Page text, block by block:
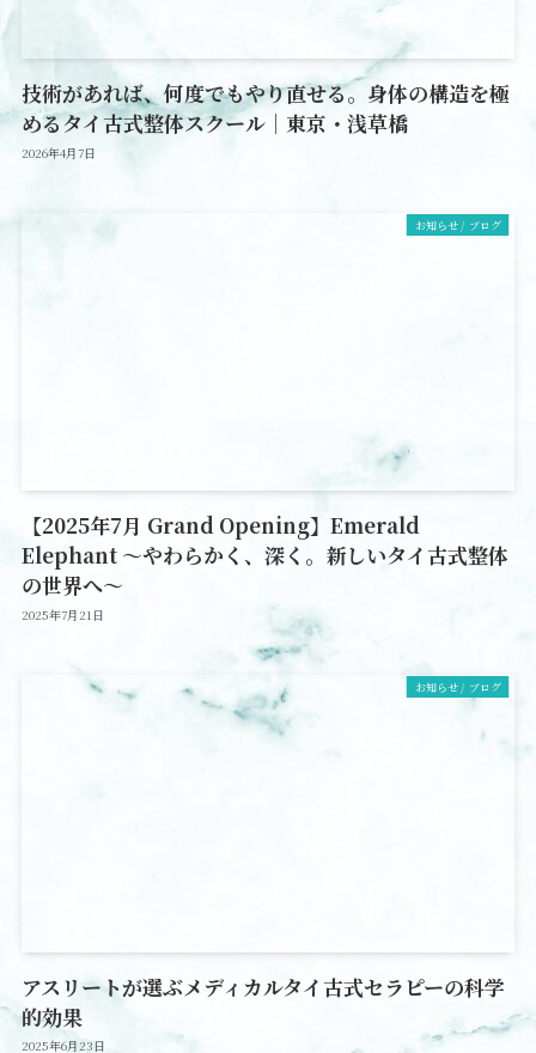
技術があれば、何度でもやり直せる。身体の構造を極
めるタイ古式整体スクール｜東京・浅草橋
2026年4月7日
お知らせ / ブログ
【2025年7月 Grand Opening】Emerald
Elephant ～やわらかく、深く。新しいタイ古式整体
の世界へ～
2025年7月21日
お知らせ / ブログ
アスリートが選ぶメディカルタイ古式セラピーの科学
的効果
2025年6月23日